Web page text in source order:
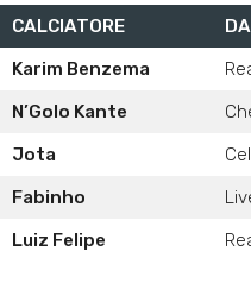
CALCIATORE DA
Karim Benzema
N’Golo Kante
Jota
Fabinho
Luiz Felipe